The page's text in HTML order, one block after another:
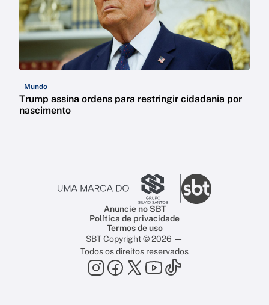
Mundo
Trump assina ordens para restringir cidadania por
nascimento
Anuncie no SBT
Política de privacidade
Termos de uso
SBT Copyright © 2026 —
Todos os direitos reservados